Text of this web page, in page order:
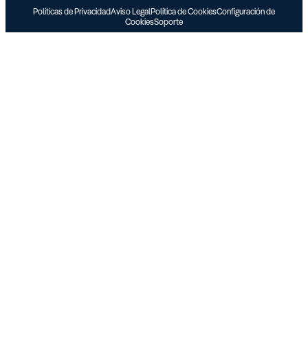
Políticas de PrivacidadAviso LegalPolítica de CookiesConfiguración de
CookiesSoporte